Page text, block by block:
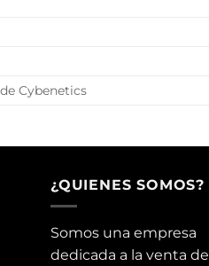
Cybenetics
¿QUIENES SOMOS?
Somos una empresa
dedicada a la venta de